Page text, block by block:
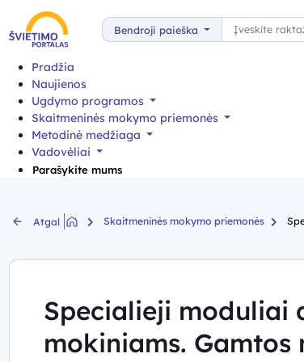
Bendroji paieška
Paieška
Pradžia
Naujienos
Ugdymo programos
Skaitmeninės mokymo priemonės
Metodinė medžiaga
Vadovėliai
Parašykite mums
Atgal Skaitmeninės mokymo priemonės
Specialieji moduliai
mokiniams. Gamtos